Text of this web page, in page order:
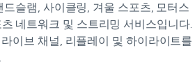
슬램, 사이클링, 겨울 스포츠, 모터스
네트워크 및 스트리밍 서비스입니다.
이브 채널, 리플레이 및 하이라이트를